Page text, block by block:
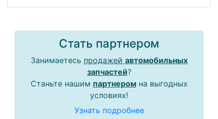
Стать партнером
Занимаетесь продажей автомобильных
запчастей?
Станьте нашим партнеромна выгодных
условиях!
Узнать подробнее